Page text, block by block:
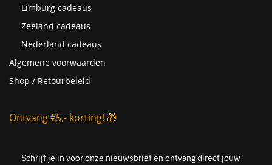
Limburg cadeaus
Zeeland cadeaus
Nederland cadeaus
Algemene voorwaarden
Shop / Retourbeleid
Ontvang €5,- korting! 🎁
Schrijf je in voor onze nieuwsbrief en ontvang direct jouw